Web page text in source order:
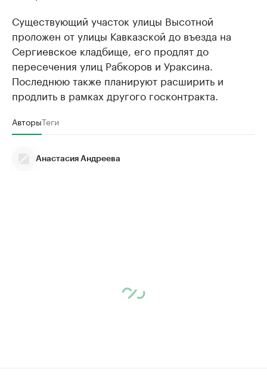
Существующий участок улицы Высотной
проложен от улицы Кавказской до въезда на
Сергиевское кладбище, его продлят до
пересечения улиц Рабкоров и Ураксина.
Последнюю также планируют расширить и
продлить в рамках другого госконтракта.
АвторыТеги
Анастасия Андреева